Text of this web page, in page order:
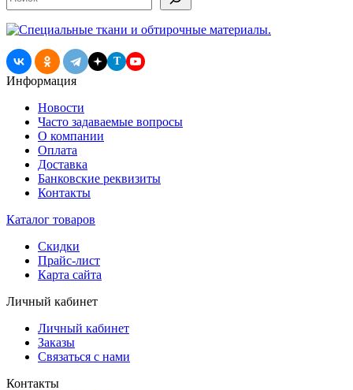
T
Информация
Новости
Часто задаваемые вопросы
О компании
Оплата
Доставка
Банковские реквизиты
Контакты
Каталог товаров
Скидки
Прайс-лист
Карта сайта
Личный кабинет
Личный кабинет
Заказы
Связаться с нами
Контакты